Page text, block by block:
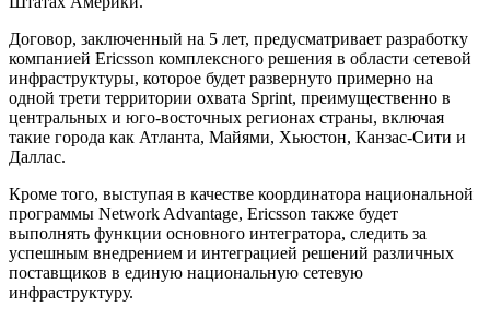
Договор, заключенный на 5 лет, предусматривает разработку
компанией Ericsson комплексного решения в области сетевой
инфраструктуры, которое будет развернуто примерно на
одной трети территории охвата Sprint, преимущественно в
центральных и юго-восточных регионах страны, включая
такие города как Атланта, Майями, Хьюстон, Канзас-Сити и
Даллас.
Кроме того, выступая в качестве координатора национальной
программы Network Advantage, Ericsson также будет
выполнять функции основного интегратора, следить за
успешным внедрением и интеграцией решений различных
поставщиков в единую национальную сетевую
инфраструктуру.